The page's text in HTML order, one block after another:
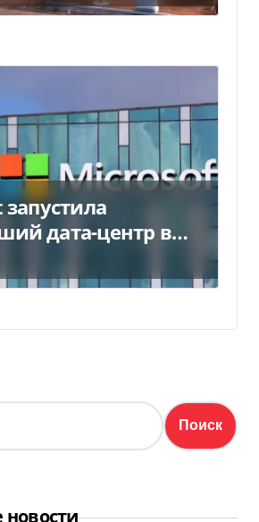
дата-центр в
миллиарда